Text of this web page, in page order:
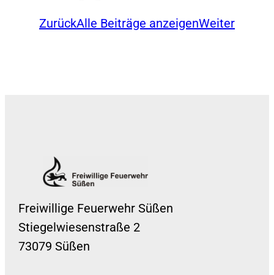
ZurückAlle Beiträge anzeigenWeiter
Freiwillige Feuerwehr Süßen
Stiegelwiesenstraße 2
73079 Süßen